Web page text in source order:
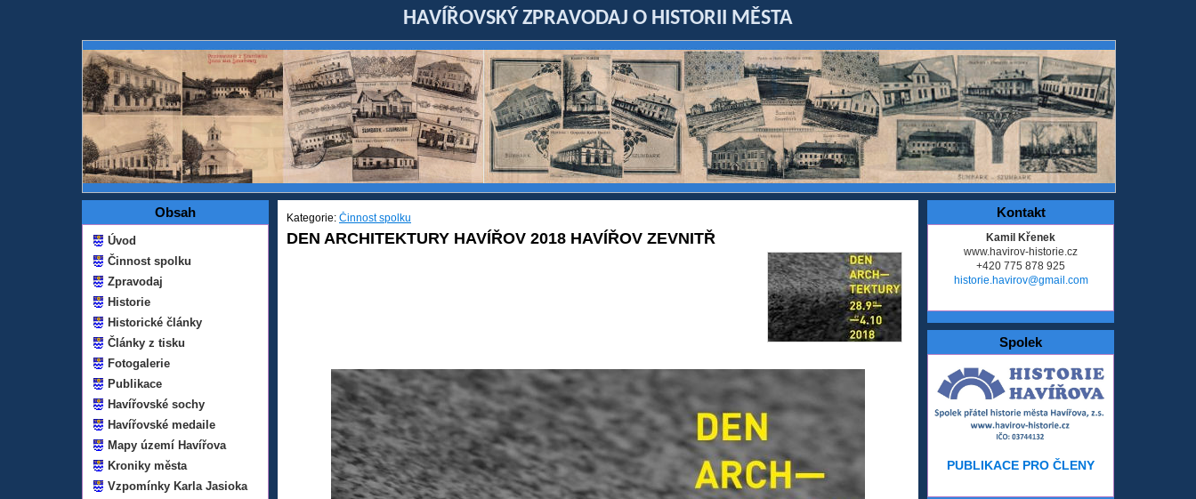
HAVÍŘOVSKÝ ZPRAVODAJ O HISTORII MĚSTA
Kontakt
Kamil Křenek
www.havirov-historie.cz
+420 775 878 925
historie.havirov@gmail.com
Spolek
PUBLIKACE PRO ČLENY
Obsah
Úvod
Činnost spolku
Zpravodaj
Historie
Historické články
Články z tisku
Fotogalerie
Publikace
Havířovské sochy
Havířovské medaile
Mapy území Havířova
Kroniky města
Vzpomínky Karla Jasioka
Kategorie: Činnost spolku
DEN ARCHITEKTURY HAVÍŘOV 2018 HAVÍŘOV ZEVNITŘ